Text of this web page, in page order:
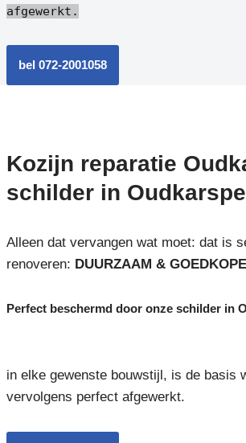
afgewerkt.
bel 072-2001058
Kozijn reparatie
schilder in
Alleen dat vervangen wat moet: dat is
renoveren: DUURZAAM &
Perfect beschermd door onze schilder in
in elke gewenste bouwstijl, is de basis
vervolgens perfect afgewerkt.